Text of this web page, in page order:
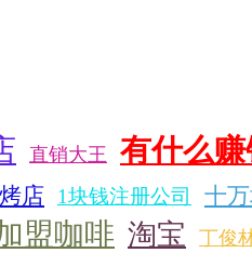
直销大王 有什么
店 1块钱注册公司 十
盟咖啡 淘宝 丁俊